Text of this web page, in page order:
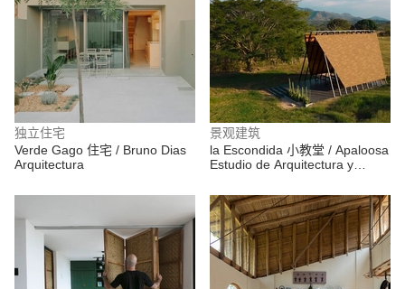
独立住宅
Verde Gago 住宅 / Bruno Dias
Arquitectura
景观建筑
la Escondida 小教堂 / Apaloosa
Estudio de Arquitectura y
Arquitecto